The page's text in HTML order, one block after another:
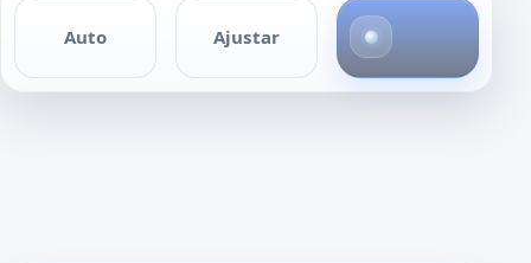
Auto Ajustar